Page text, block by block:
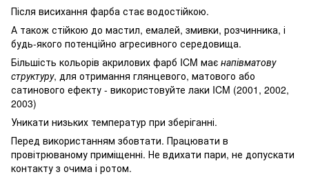
Після висихання фарба стає водостійкою.
А також стійкою до мастил, емалей, змивки, розчинника, і
будь-якого потенційно агресивного середовища.
Більшість кольорів акрилових фарб ICM має напівматову
структуру, для отримання глянцевого, матового або
сатинового ефекту - використовуйте лаки ICM (2001, 2002,
2003)
Уникати низьких температур при зберіганні.
Перед використанням збовтати. Працювати в
провітрюваному приміщенні. Не вдихати пари, не допускати
контакту з очима і ротом.